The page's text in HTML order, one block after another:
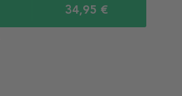
34,95 €